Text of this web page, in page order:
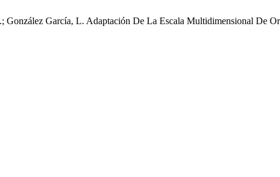
García, L. Adaptación De La Escala Multidimensional De